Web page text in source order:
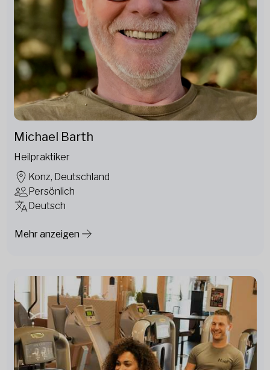
Michael Barth
Heilpraktiker
Konz, Deutschland
Persönlich
Deutsch
Mehr anzeigen